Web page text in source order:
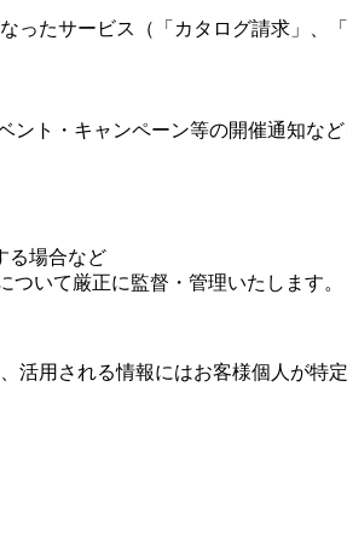
ったサービス（「カタログ請求」、
ント・キャンペーン等の開催通知な
る場合など
いて厳正に監督・管理いたします。
活用される情報にはお客様個人が特